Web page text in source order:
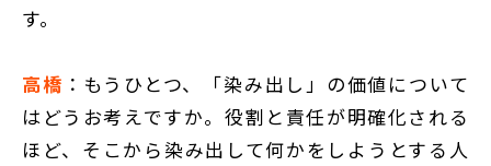
す。
高橋 ：もうひとつ、「染み出し」の価値について
はどうお考えですか。役割と責任が明確化される
ほど、そこから染み出して何かをしようとする人